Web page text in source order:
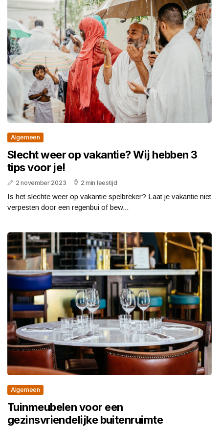
Algemeen
Slecht weer op vakantie? Wij hebben 3
tips voor je!
2 november 2023 2 min leestijd
Is het slechte weer op vakantie spelbreker? Laat je vakantie niet
verpesten door een regenbui of bew...
Algemeen
Tuinmeubelen voor een
gezinsvriendelijke buitenruimte